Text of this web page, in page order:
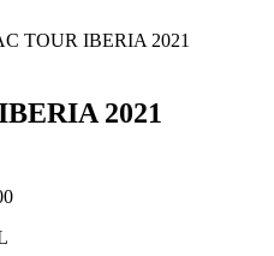
TOUR IBERIA 2021
2021